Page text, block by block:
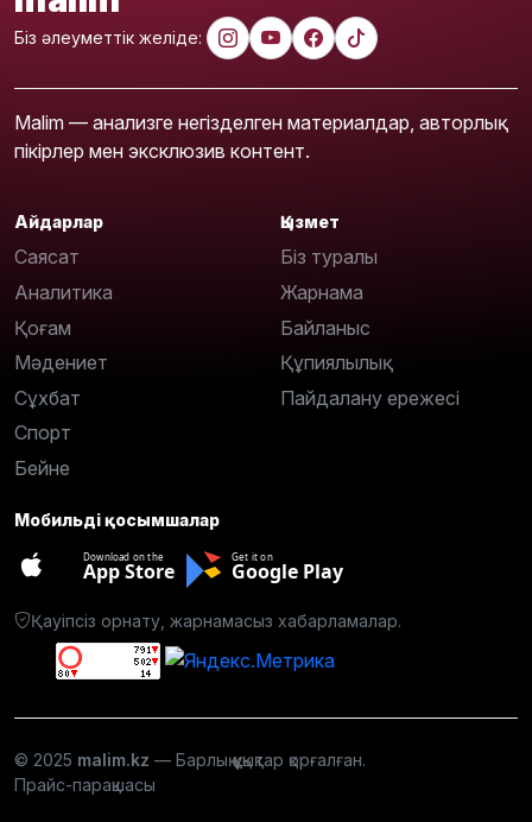
Біз әлеуметтік желіде:
Malim — анализге негізделген материалдар, авторлық
пікірлер мен эксклюзив контент.
Айдарлар
Саясат
Аналитика
Қоғам
Мәдениет
Сұхбат
Спорт
Бейне
Қызмет
Біз туралы
Жарнама
Байланыс
Құпиялылық
Пайдалану ережесі
Мобильді қосымшалар
Download on the
App Store
Get it on
Google Play
Қауіпсіз орнату, жарнамасыз хабарламалар.
© 2025 malim.kz — Барлық құқықтар қорғалған.
Прайс-парақшасы